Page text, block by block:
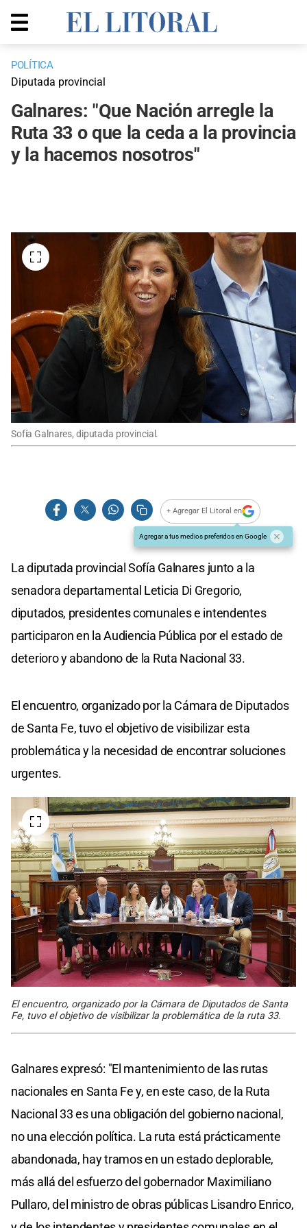
POLÍTICA
Diputada provincial
Galnares: "Que Nación arregle la
Ruta 33 o que la ceda a la provincia
y la hacemos nosotros"
Sofía Galnares, diputada provincial.
+ Agregar El Litoral en
Agregar a tus medios preferidos en Google
La diputada provincial Sofía Galnares junto a la
senadora departamental Leticia Di Gregorio,
diputados, presidentes comunales e intendentes
participaron en la Audiencia Pública por el estado de
deterioro y abandono de la Ruta Nacional 33.
El encuentro, organizado por la Cámara de Diputados
de Santa Fe, tuvo el objetivo de visibilizar esta
problemática y la necesidad de encontrar soluciones
urgentes.
El encuentro, organizado por la Cámara de Diputados de Santa
Fe, tuvo el objetivo de visibilizar la problemática de la ruta 33.
Galnares expresó: "El mantenimiento de las rutas
nacionales en Santa Fe y, en este caso, de la Ruta
Nacional 33 es una obligación del gobierno nacional,
no una elección política. La ruta está prácticamente
abandonada, hay tramos en un estado deplorable,
más allá del esfuerzo del gobernador Maximiliano
Pullaro, del ministro de obras públicas Lisandro Enrico,